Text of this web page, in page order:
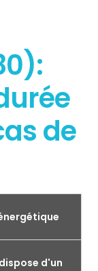
de
d'un